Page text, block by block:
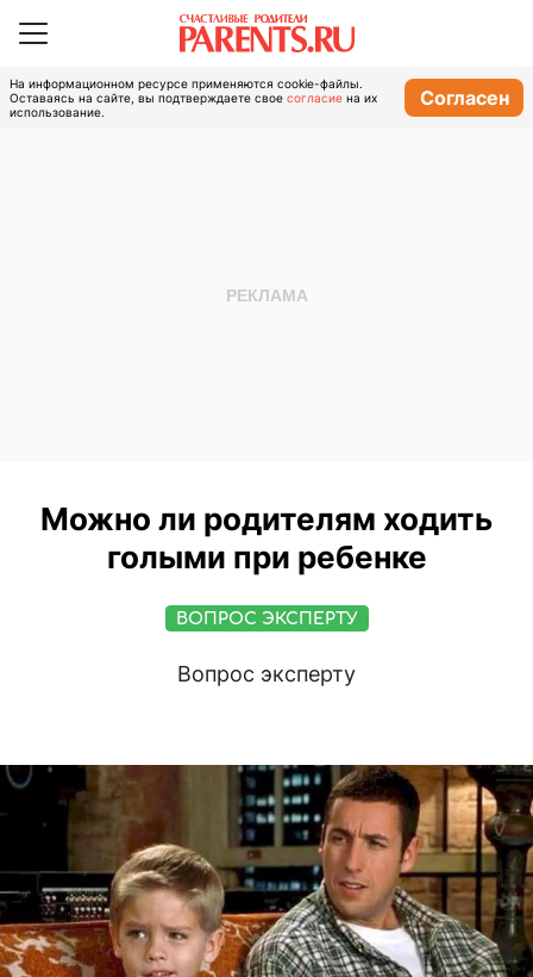
На информационном ресурсе применяются cookie-файлы.
Оставаясь на сайте, вы подтверждаете свое согласие на их
использование.
Согласен
Можно ли родителям ходить
голыми при ребенке
ВОПРОС ЭКСПЕРТУ
Вопрос эксперту